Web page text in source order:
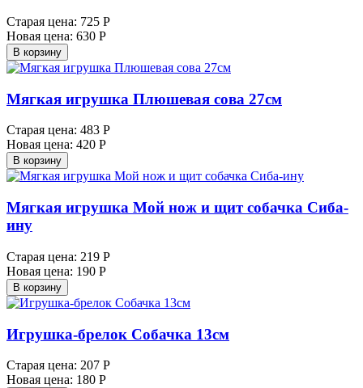
Старая цена: 725 Р
Новая цена: 630 Р
В корзину
Мягкая игрушка Плюшевая сова 27см
Старая цена: 483 Р
Новая цена: 420 Р
В корзину
Мягкая игрушка Мой нож и щит собачка Сиба-
ину
Старая цена: 219 Р
Новая цена: 190 Р
В корзину
Игрушка-брелок Собачка 13см
Старая цена: 207 Р
Новая цена: 180 Р